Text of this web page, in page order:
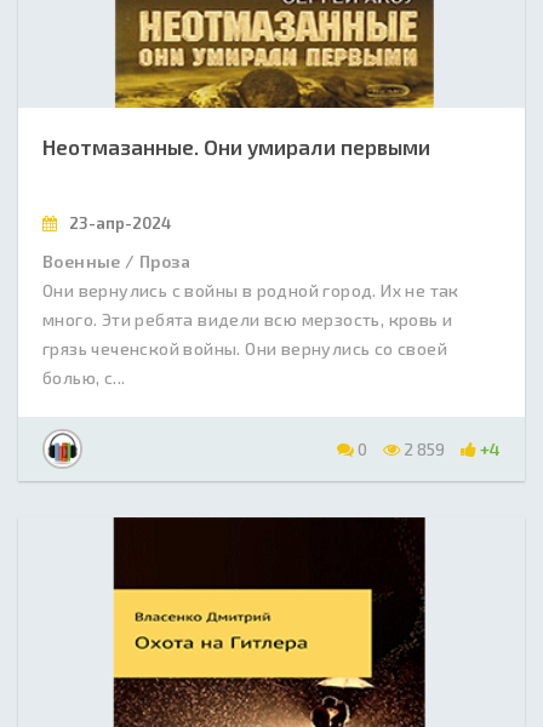
Неотмазанные. Они умирали первыми
23-апр-2024
Военные / Проза
Они вернулись с войны в родной город. Их не так
много. Эти ребята видели всю мерзость, кровь и
грязь чеченской войны. Они вернулись со своей
болью, с...
0 2 859 +4